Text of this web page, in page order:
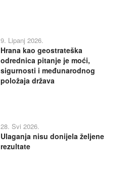
9. Lipanj 2026.
Hrana kao geostrateška
odrednica pitanje je moći,
sigurnosti i međunarodnog
položaja država
28. Svi 2026.
Ulaganja nisu donijela željene
rezultate